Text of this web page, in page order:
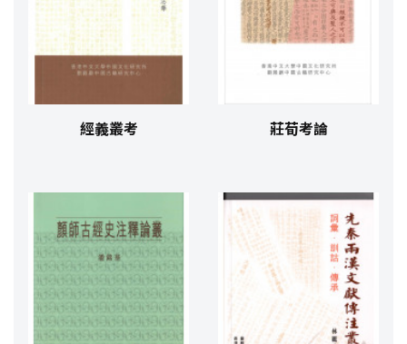
經義叢考 莊荀考論